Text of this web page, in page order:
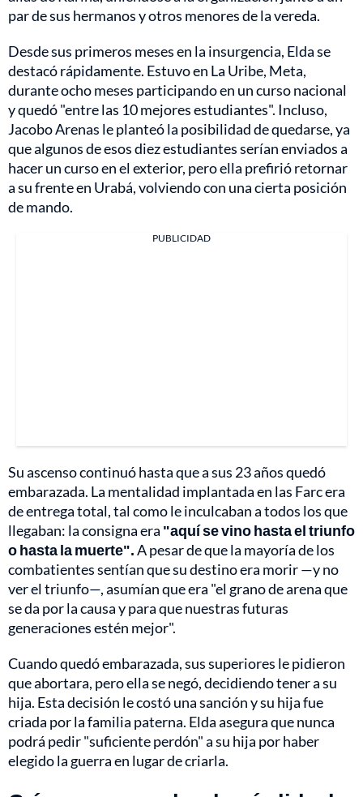
par de sus hermanos y otros menores de la vereda.
Desde sus primeros meses en la insurgencia, Elda se
destacó rápidamente. Estuvo en La Uribe, Meta,
durante ocho meses participando en un curso nacional
y quedó "entre las 10 mejores estudiantes". Incluso,
Jacobo Arenas le planteó la posibilidad de quedarse, ya
que algunos de esos diez estudiantes serían enviados a
hacer un curso en el exterior, pero ella prefirió retornar
a su frente en Urabá, volviendo con una cierta posición
de mando.
PUBLICIDAD
Su ascenso continuó hasta que a sus 23 años quedó
embarazada. La mentalidad implantada en las Farc era
de entrega total, tal como le inculcaban a todos los que
llegaban: la consigna era "aquí se vino hasta el triunfo
o hasta la muerte".A pesar de que la mayoría de los
combatientes sentían que su destino era morir —y no
ver el triunfo—, asumían que era "el grano de arena que
se da por la causa y para que nuestras futuras
generaciones estén mejor".
Cuando quedó embarazada, sus superiores le pidieron
que abortara, pero ella se negó, decidiendo tener a su
hija. Esta decisión le costó una sanción y su hija fue
criada por la familia paterna. Elda asegura que nunca
podrá pedir "suficiente perdón" a su hija por haber
elegido la guerra en lugar de criarla.